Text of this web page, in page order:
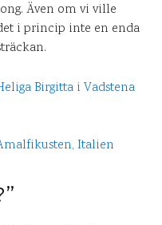
Även om vi ville
i princip inte en enda